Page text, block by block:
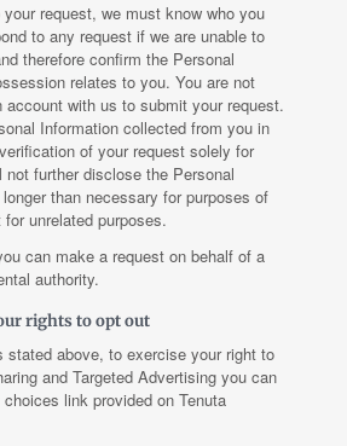
request, we must know who you
to any request if we are unable to
therefore confirm the Personal
relates to you. You are not
account with us to submit your request.
Information collected from you in
of your request solely for
further disclose the Personal
than necessary for purposes of
unrelated purposes.
can make a request on behalf of a
authority.
rights to opt out
stated above, to exercise your right to
and Targeted Advertising you can
link provided on Tenuta